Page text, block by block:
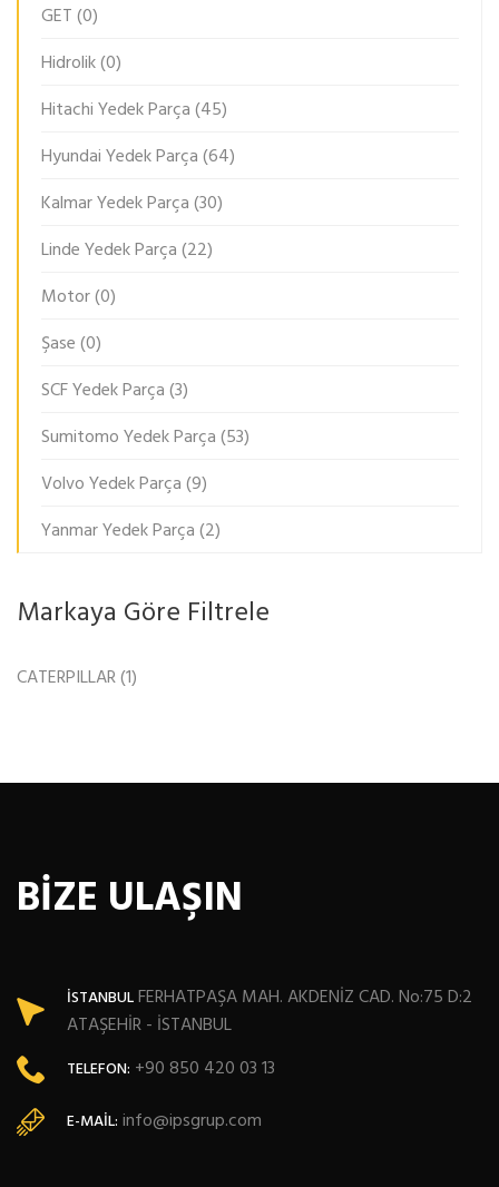
GET(0)
Hidrolik(0)
Hitachi Yedek Parça(45)
Hyundai Yedek Parça(64)
Kalmar Yedek Parça(30)
Linde Yedek Parça(22)
Motor(0)
Şase(0)
SCF Yedek Parça(3)
Sumitomo Yedek Parça(53)
Volvo Yedek Parça(9)
Yanmar Yedek Parça(2)
Markaya Göre Filtrele
CATERPILLAR(1)
BİZE ULAŞIN
İSTANBULFERHATPAŞA MAH. AKDENİZ CAD. No:75 D:2
ATAŞEHİR - İSTANBUL
TELEFON: +90 850 420 03 13
E-MAIL: info@ipsgrup.com